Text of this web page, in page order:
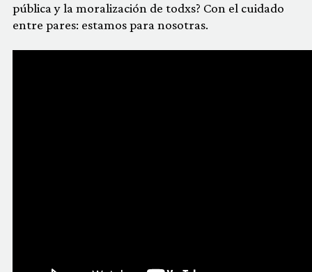
pública y la moralización de todxs? Con el cuidado
entre pares: estamos para nosotras.